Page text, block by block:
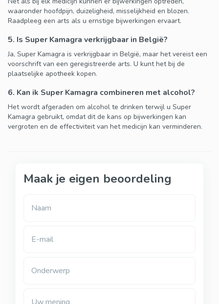
waaronder hoofdpijn, duizeligheid, misselijkheid en blozen.
Raadpleeg een arts als u ernstige bijwerkingen ervaart.
5. Is Super Kamagra verkrijgbaar in België?
Ja, Super Kamagra is verkrijgbaar in België, maar het vereist een
voorschrift van een geregistreerde arts. U kunt het bij de
plaatselijke apotheek kopen.
6. Kan ik Super Kamagra combineren met alcohol?
Het wordt afgeraden om alcohol te drinken terwijl u Super
Kamagra gebruikt, omdat dit de kans op bijwerkingen kan
vergroten en de effectiviteit van het medicijn kan verminderen.
Maak je eigen beoordeling
Naam
E-mail
Onderwerp